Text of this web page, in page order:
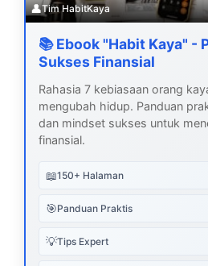
👤Tim HabitKaya
📚 Ebook "Habit Kaya" -
Sukses Finansial
Rahasia 7 kebiasaan orang
mengubah hidup. Panduan
dan mindset sukses untuk
finansial.
📖150+ Halaman
🎯Panduan Praktis
💡Tips Expert